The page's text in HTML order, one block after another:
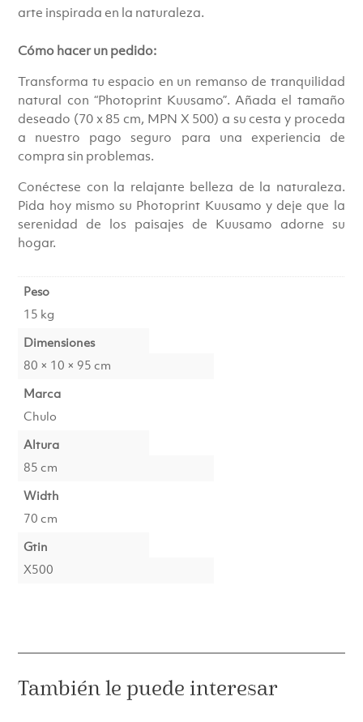
arte inspirada en la naturaleza.
Cómo hacer un pedido:
Transforma tu espacio en un remanso de tranquilidad
natural con “Photoprint Kuusamo”. Añada el tamaño
deseado (70 x 85 cm, MPN X 500) a su cesta y proceda
a nuestro pago seguro para una experiencia de
compra sin problemas.
Conéctese con la relajante belleza de la naturaleza.
Pida hoy mismo su Photoprint Kuusamo y deje que la
serenidad de los paisajes de Kuusamo adorne su
hogar.
Peso
15 kg
Dimensiones
80 × 10 × 95 cm
Marca
Chulo
Altura
85 cm
Width
70 cm
Gtin
X500
También le puede interesar